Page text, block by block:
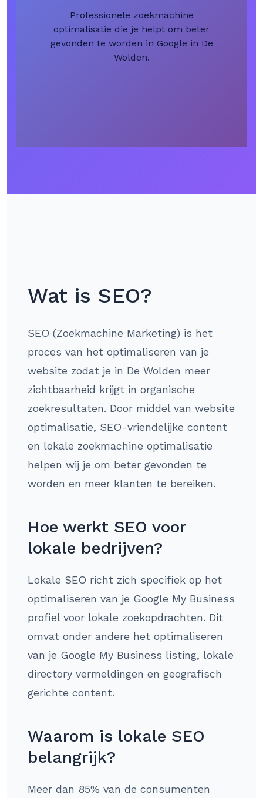
Professionele zoekmachine
optimalisatie die je helpt om beter
gevonden te worden in Google in De
Wolden.
Wat is SEO?
SEO (Zoekmachine Marketing) is het
proces van het optimaliseren van je
website zodat je in De Wolden meer
zichtbaarheid krijgt in organische
zoekresultaten. Door middel van website
optimalisatie, SEO-vriendelijke content
en lokale zoekmachine optimalisatie
helpen wij je om beter gevonden te
worden en meer klanten te bereiken.
Hoe werkt SEO voor
lokale bedrijven?
Lokale SEO richt zich specifiek op het
optimaliseren van je Google My Business
profiel voor lokale zoekopdrachten. Dit
omvat onder andere het optimaliseren
van je Google My Business listing, lokale
directory vermeldingen en geografisch
gerichte content.
Waarom is lokale SEO
belangrijk?
Meer dan 85% van de consumenten